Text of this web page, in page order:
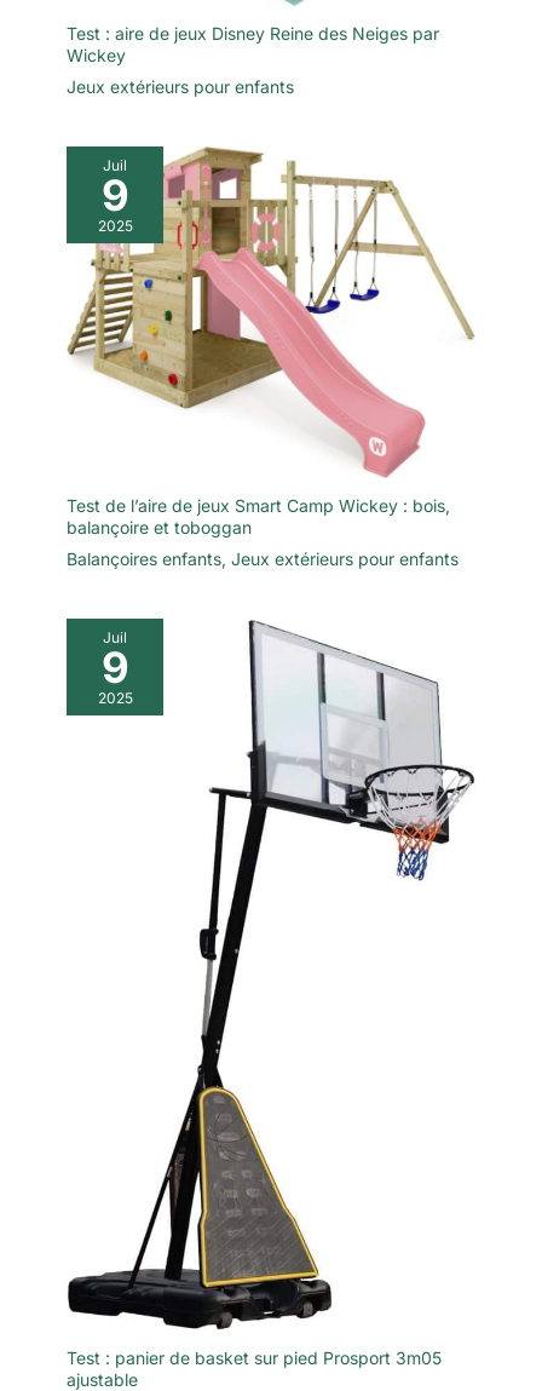
Test : aire de jeux Disney Reine des Neiges par
Wickey
Jeux extérieurs pour enfants
Juil
9
2025
Test de l’aire de jeux Smart Camp Wickey : bois,
balançoire et toboggan
Balançoires enfants, Jeux extérieurs pour enfants
Juil
9
2025
Test : panier de basket sur pied Prosport 3m05
ajustable